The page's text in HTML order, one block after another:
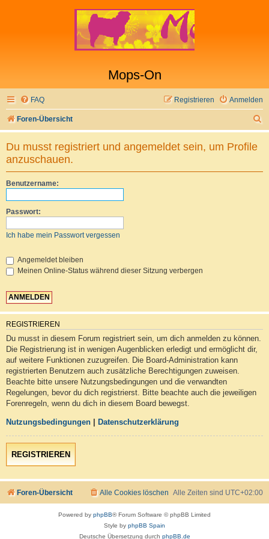
Mops-On
FAQ Anmelden
Registrieren
Foren-Übersicht
u
Du musst registriert und angemeldet sein, um Profile
anzuschauen.
Benutzername:
Passwort:
Ich habe mein Passwort vergessen
Angemeldet bleiben
Meinen Online-Status während dieser Sitzung verbergen
REGISTRIEREN
Du musst in diesem Forum registriert sein, um dich anmelden zu können.
Die Registrierung ist in wenigen Augenblicken erledigt und ermöglicht dir,
auf weitere Funktionen zuzugreifen. Die Board-Administration kann
registrierten Benutzern auch zusätzliche Berechtigungen zuweisen.
Beachte bitte unsere Nutzungsbedingungen und die verwandten
Regelungen, bevor du dich registrierst. Bitte beachte auch die jeweiligen
Forenregeln, wenn du dich in diesem Board bewegst.
Nutzungsbedingungen Datenschutzerklärung
REGISTRIEREN
Foren-Übersicht Alle Zeiten sind UTC+02:00
Alle Cookies löschen
Powered by phpBB® Forum Software © phpBB Limited
Style by phpBB Spain
Deutsche Übersetzung durch phpBB.de